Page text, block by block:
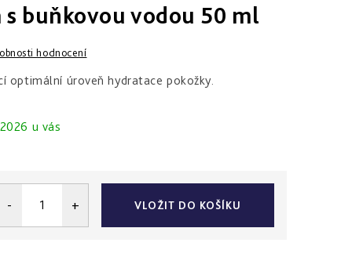
buňkovou vodou 50 ml
hodnocení
optimální úroveň hydratace pokožky.
VLOŽIT DO KOŠÍKU